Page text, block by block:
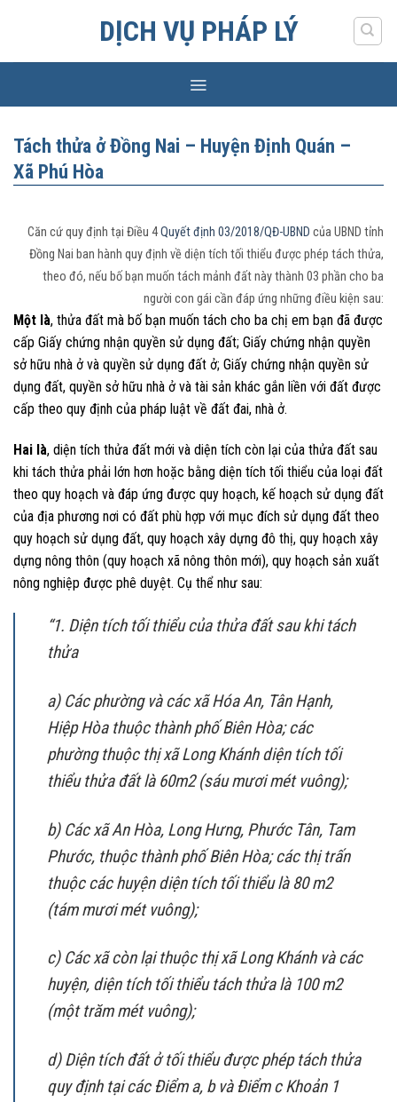
DỊCH VỤ PHÁP LÝ
Tách thửa ở Đồng Nai – Huyện Định Quán –
Xã Phú Hòa
Căn cứ quy định tại Điều 4Quyết định 03/2018/QĐ-UBND của UBND tỉnh
Đồng Nai ban hành quy định về diện tích tối thiểu được phép tách thửa,
theo đó, nếu bố bạn muốn tách mảnh đất này thành 03 phần cho ba
người con gái cần đáp ứng những điều kiện sau:
Một là, thửa đất mà bố bạn muốn tách cho ba chị em bạn đã được
cấp Giấy chứng nhận quyền sử dụng đất; Giấy chứng nhận quyền
sở hữu nhà ở và quyền sử dụng đất ở; Giấy chứng nhận quyền sử
dụng đất, quyền sở hữu nhà ở và tài sản khác gắn liền với đất được
cấp theo quy định của pháp luật về đất đai, nhà ở.
Hai là, diện tích thửa đất mới và diện tích còn lại của thửa đất sau
khi tách thửa phải lớn hơn hoặc bằng diện tích tối thiểu của loại đất
theo quy hoạch và đáp ứng được quy hoạch, kế hoạch sử dụng đất
của địa phương nơi có đất phù hợp với mục đích sử dụng đất theo
quy hoạch sử dụng đất, quy hoạch xây dựng đô thị, quy hoạch xây
dựng nông thôn (quy hoạch xã nông thôn mới), quy hoạch sản xuất
nông nghiệp được phê duyệt. Cụ thể như sau:
“1. Diện tích tối thiểu của thửa đất sau khi tách
thửa
a) Các phường và các xã Hóa An, Tân Hạnh,
Hiệp Hòa thuộc thành phố Biên Hòa; các
phường thuộc thị xã Long Khánh diện tích tối
thiểu thửa đất là 60m2 (sáu mươi mét vuông);
b) Các xã An Hòa, Long Hưng, Phước Tân, Tam
Phước, thuộc thành phố Biên Hòa; các thị trấn
thuộc các huyện diện tích tối thiểu là 80 m2
(tám mươi mét vuông);
c) Các xã còn lại thuộc thị xã Long Khánh và các
huyện, diện tích tối thiểu tách thửa là 100 m2
(một trăm mét vuông);
d) Diện tích đất ở tối thiểu được phép tách thửa
quy định tại các Điểm a, b và Điểm c Khoản 1